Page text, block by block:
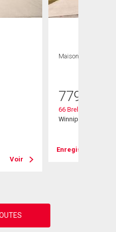
Voir
Maison
779 900
66 Breland Bay
Winnipeg, MB
Enregistrer